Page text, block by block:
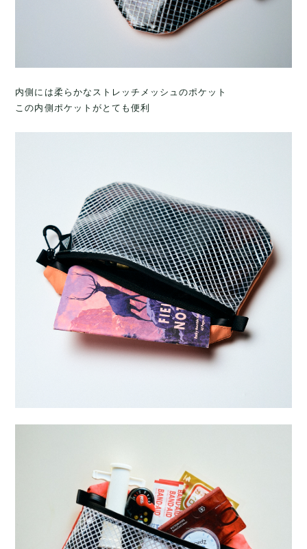
内側には柔らかなストレッチメッシュのポケット
この内側ポケットがとても便利